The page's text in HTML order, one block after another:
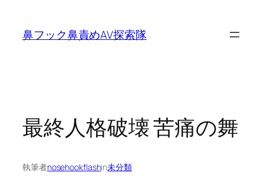
鼻フック鼻責めAV探索隊
最終人格破壊 苦痛の舞
執筆者nosehookflashin未分類